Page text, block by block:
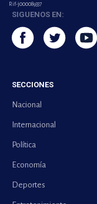
Rif-j000089337
SIGUENOS EN:
SECCIONES
Nacional
Internacional
Política
Economía
Deportes